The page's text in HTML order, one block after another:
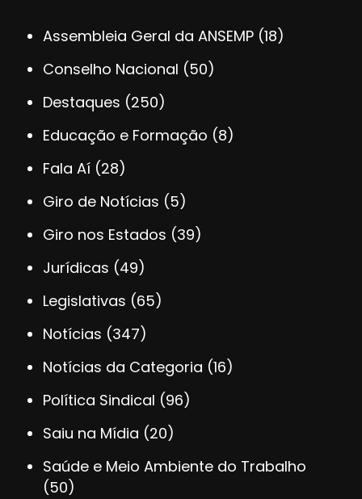
Assembleia Geral da ANSEMP (18)
Conselho Nacional (50)
Destaques (250)
Educação e Formação (8)
Fala Aí (28)
Giro de Notícias (5)
Giro nos Estados (39)
Jurídicas (49)
Legislativas (65)
Notícias (347)
Notícias da Categoria (16)
Política Sindical (96)
Saiu na Mídia (20)
Saúde e Meio Ambiente do Trabalho
(50)